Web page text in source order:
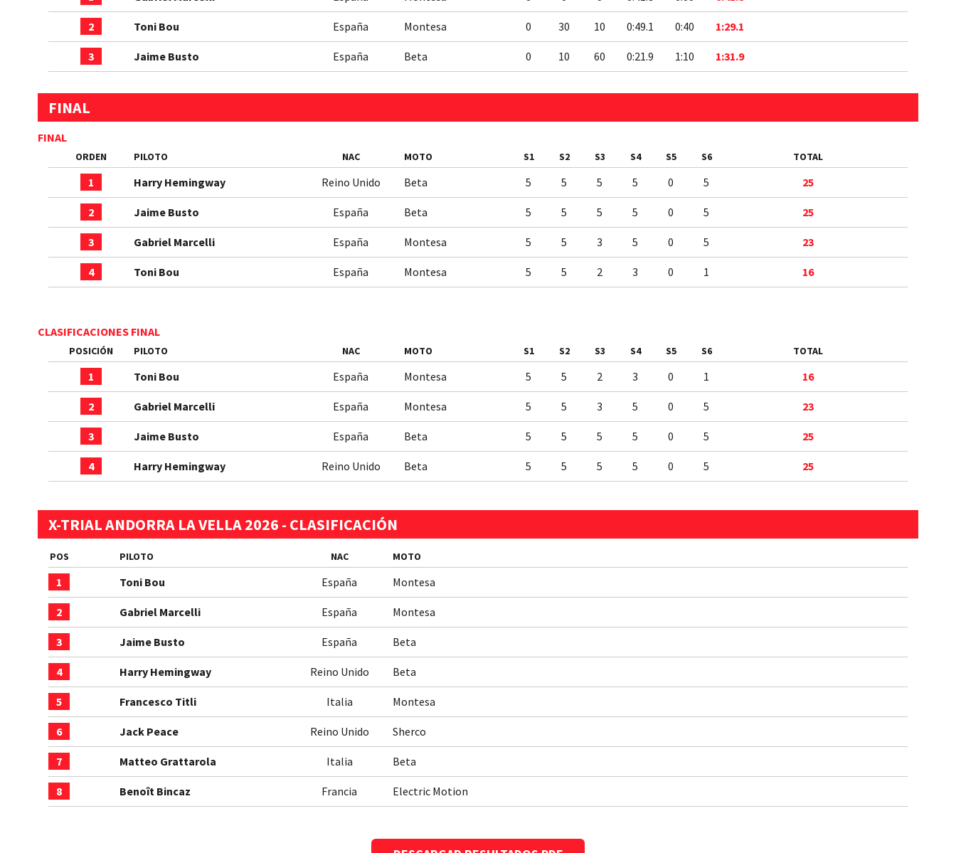
2 Toni Bou España Montesa 0 30 10 0:49.1 0:40 1:29.1
3 Jaime Busto España Beta 0 10 60 0:21.9 1:10 1:31.9
FINAL
FINAL
ORDEN PILOTO NAC MOTO S1 S2 S3 S4 S5 S6 TOTAL
1 Harry Hemingway Reino Unido Beta 5 5 5 5 0 5 25
2 Jaime Busto España Beta 5 5 5 5 0 5 25
3 Gabriel Marcelli España Montesa 5 5 3 5 0 5 23
4 Toni Bou España Montesa 5 5 2 3 0 1 16
CLASIFICACIONES FINAL
POSICIÓN PILOTO NAC MOTO S1 S2 S3 S4 S5 S6 TOTAL
1 Toni Bou España Montesa 5 5 2 3 0 1 16
2 Gabriel Marcelli España Montesa 5 5 3 5 0 5 23
3 Jaime Busto España Beta 5 5 5 5 0 5 25
4 Harry Hemingway Reino Unido Beta 5 5 5 5 0 5 25
X-TRIAL ANDORRA LA VELLA 2026 - CLASIFICACIÓN
POS PILOTO NAC MOTO
1 Toni Bou España Montesa
2 Gabriel Marcelli España Montesa
3 Jaime Busto España Beta
4 Harry Hemingway Reino Unido Beta
5 Francesco Titli Italia Montesa
6 Jack Peace Reino Unido Sherco
7 Matteo Grattarola Italia Beta
8 Benoît Bincaz Francia Electric Motion